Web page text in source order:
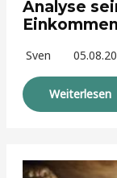
Analyse
Sven
Weiterlesen